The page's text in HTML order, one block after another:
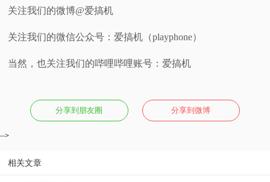
关注我们的微博@爱搞机
关注我们的微信公众号：爱搞机（playphone）
当然，也关注我们的哔哩哔哩账号：爱搞机
分享到朋友圈 分享到微博
-->
相关文章